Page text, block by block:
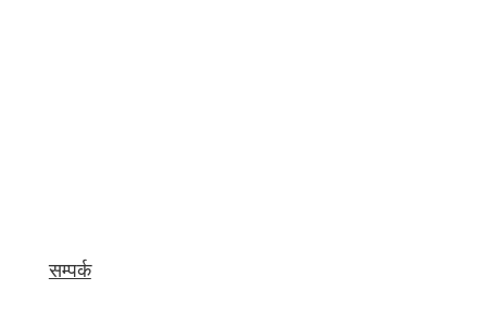
सम्पर्क